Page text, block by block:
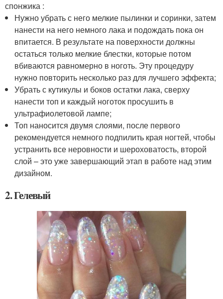
спонжика :
Нужно убрать с него мелкие пылинки и соринки, затем
нанести на него немного лака и подождать пока он
впитается. В результате на поверхности должны
остаться только мелкие блестки, которые потом
вбиваются равномерно в ноготь. Эту процедуру
нужно повторить несколько раз для лучшего эффекта;
Убрать с кутикулы и боков остатки лака, сверху
нанести топ и каждый ноготок просушить в
ультрафиолетовой лампе;
Топ наносится двумя слоями, после первого
рекомендуется немного подпилить края ногтей, чтобы
устранить все неровности и шероховатость, второй
слой – это уже завершающий этап в работе над этим
дизайном.
2. Гелевый